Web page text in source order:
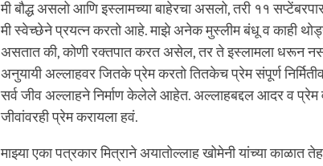
मी बौद्ध असलो आणि इस्लामच्या बाहेरचा असलो, तरी ११
मी स्वेच्छेने प्रयत्न करतो आहे. माझे अनेक मुस्लीम बंधू व काही
असतात की, कोणी रक्तपात करत असेल, तर ते इस्लामला धरून
अनुयायी अल्लाहवर जितके प्रेम करतो तितकेच प्रेम संपूर्ण
सर्व जीव अल्लाहने निर्माण केलेले आहेत. अल्लाहबद्दल आदर व प्रेम
जीवांवरही प्रेम करायला हवं.
माझ्या एका पत्रकार मित्राने अयातोल्लाह खोमेनी यांच्या काळात